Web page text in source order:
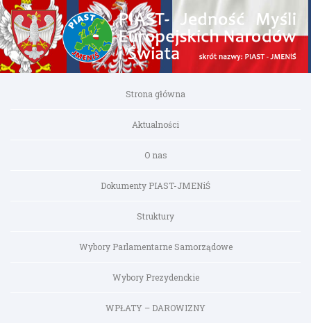
Strona główna
Aktualności
O nas
Dokumenty PIAST-JMENiŚ
Struktury
Wybory Parlamentarne Samorządowe
Wybory Prezydenckie
WPŁATY – DAROWIZNY